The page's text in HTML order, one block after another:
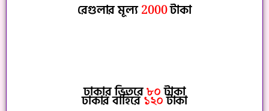
রেগুলার মূল্য2000টাকা
ঢাকার ভিতরে৮০টাকা
ঢাকার বাহিরে১২০টাকা